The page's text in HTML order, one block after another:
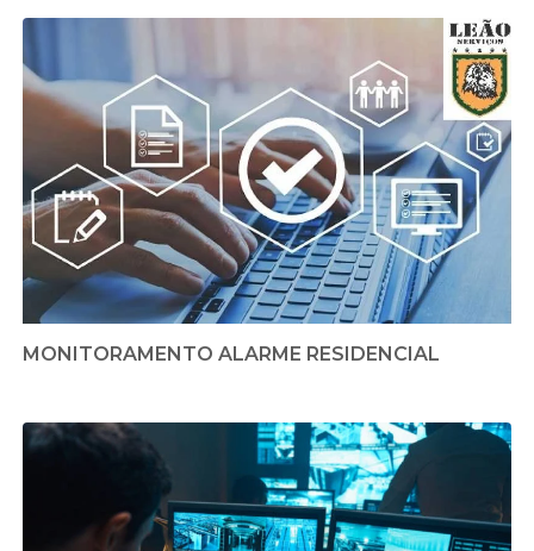
MONITORAMENTO ALARME RESIDENCIAL